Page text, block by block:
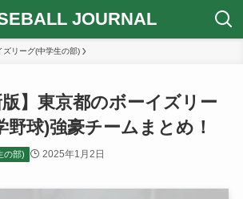
JOURNAL
ズリーグ(中学生の部)
版】東京都のボーイズリー
野球)強豪チームまとめ！
の部) 2025年1月2日